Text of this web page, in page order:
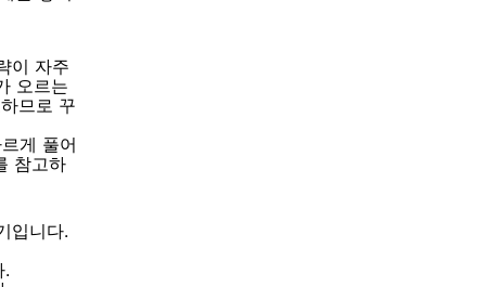
이 자주
오르는
므로 꾸
게 풀어
참고하
입니다.
.